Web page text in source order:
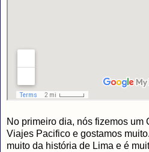
No primeiro dia, nós fizemos um
Viajes Pacifico e gostamos
muito da história de Lima e é